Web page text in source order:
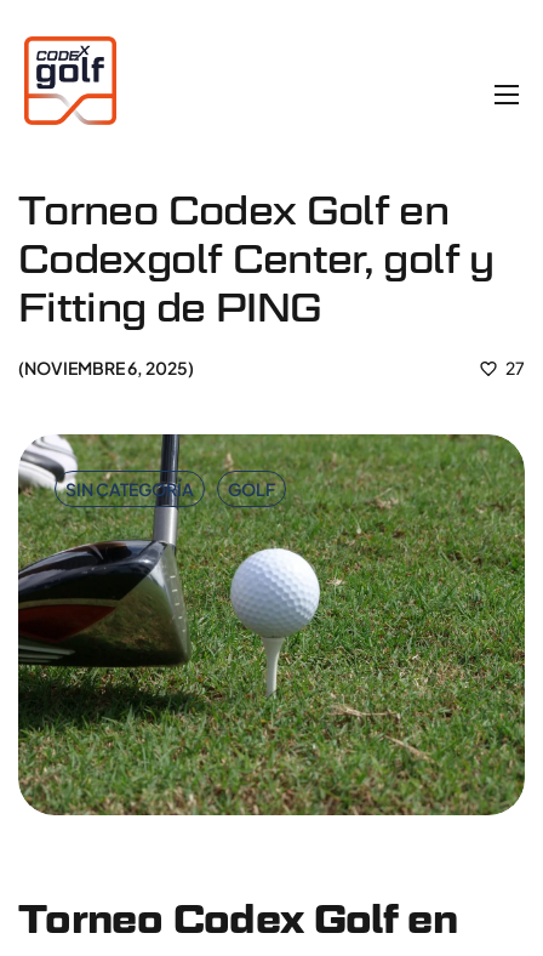
Torneo Codex Golf en
Codexgolf Center, golf y
Fitting de PING
NOVIEMBRE 6, 2025 27
SIN CATEGORÍA GOLF
Torneo Codex Golf en